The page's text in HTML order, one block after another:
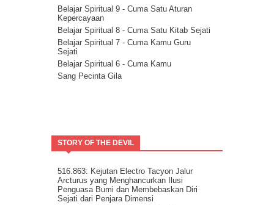
Rencana Agung
Milikilah Kepercayaan penuh kepada
Kekuatan Iman.
Bakatmu.
Janji Pelajaran untuk kemandirian Jiwa
Spiritualitas Kehidupan
Arahkan Perhatianmu Ke Dalam
Tentang Aspirasi.
Buanglah Belenggu Diri Palsu itu..
Pertanyaan untuk Dipertimbangkan.
Ini Bisa Jadi Hidup Yang Mudah
Belajar Spiritual 9 - Cuma Satu Aturan
Kepercayaan
Belajar Spiritual 8 - Cuma Satu Kitab Sejati
Belajar Spiritual 7 - Cuma Kamu Guru
Sejati
Belajar Spiritual 6 - Cuma Kamu
Sang Pecinta Gila
STORY OF THE DEVIL
516.863: Kejutan Electro Tacyon Jalur
Arcturus yang Menghancurkan Ilusi
Penguasa Bumi dan Membebaskan Diri
Sejati dari Penjara Dimensi